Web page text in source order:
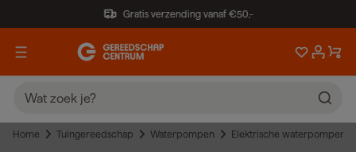
Gratis verzending vanaf €50,-
Home Tuingereedschap Waterpompen Elektrische waterpompen